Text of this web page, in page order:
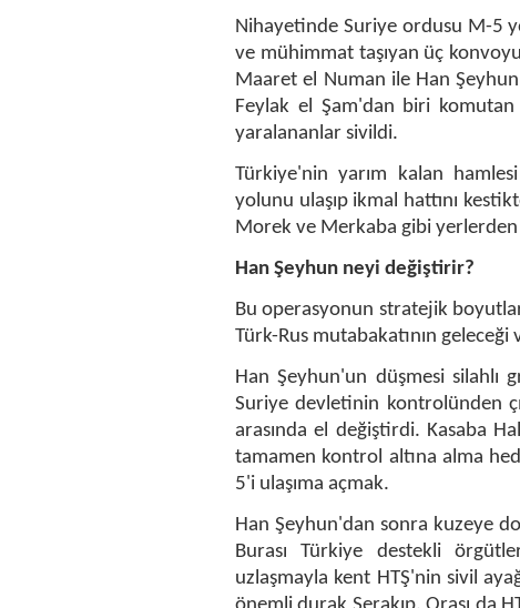
Nihayetinde Suriye ordusu M-5
ve mühimmat taşıyan üç
Maaret el Numan ile Han
Feylak el Şam'dan biri
yaralananlar sivildi.
Türkiye'nin yarım kalan
yolunu ulaşıp ikmal hattını
Morek ve Merkaba gibi yerlerden
Han Şeyhun neyi değiştirir?
Bu operasyonun stratejik
Türk-Rus mutabakatının
Han Şeyhun'un düşmesi silahlı
Suriye devletinin kontrolünden
arasında el değiştirdi. Kasaba
tamamen kontrol altına alma
5'i ulaşıma açmak.
Han Şeyhun'dan sonra kuzeye
Burası Türkiye destekli
uzlaşmayla kent HTŞ'nin sivil